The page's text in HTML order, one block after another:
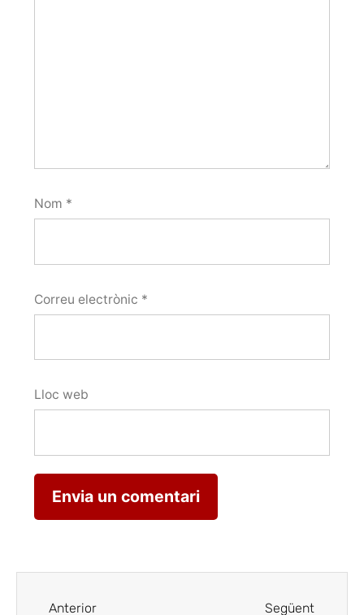
Nom *
Correu electrònic *
Lloc web
Anterior Següent